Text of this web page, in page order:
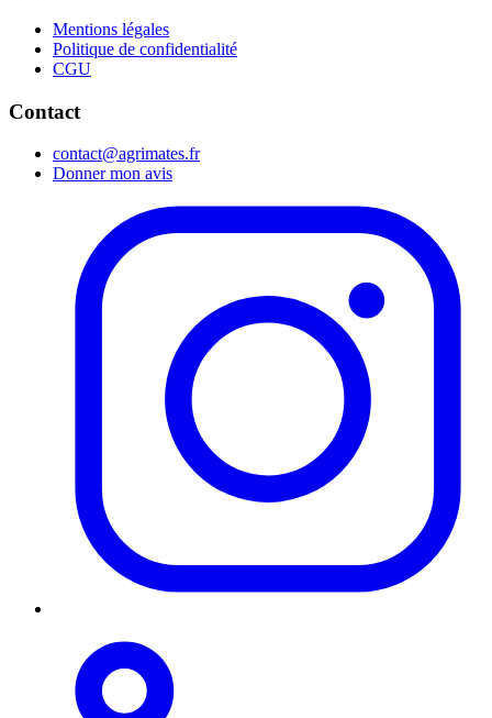
Mentions légales
Politique de confidentialité
CGU
Contact
contact@agrimates.fr
Donner mon avis